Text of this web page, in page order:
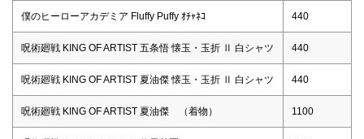
僕のヒーローアカデミア Fluffy Puffy ｵﾁｬﾈｺ 440
呪術廻戦 KING OF ARTIST 五条悟 懐玉・玉折 Ⅱ 白シャツ 440
呪術廻戦 KING OF ARTIST 夏油傑 懐玉・玉折 Ⅱ 白シャツ 440
呪術廻戦 KING OF ARTIST 夏油傑 （着物） 1100